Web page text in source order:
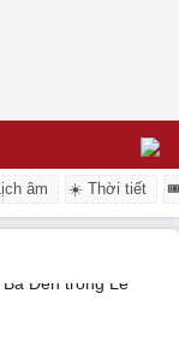
âm ☀️ Thời tiết